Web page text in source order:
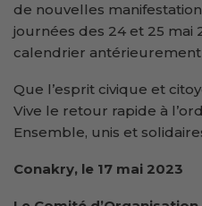
de nouvelles
journées des 24 et 25 mai
calendrier
Que l’esprit civique et
Vive le retour rapide à
Ensemble, unis et
Conakry, le 17 mai 2023